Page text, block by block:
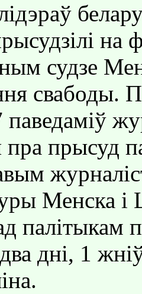
на
судзе
свабоды.
пра прысуд
Менска i
палiтыкам
днi, 1